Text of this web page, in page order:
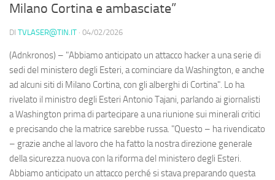
Milano Cortina e ambasciate”
DI TVLASER@TIN.IT · 04/02/2026
(Adnkronos) – "Abbiamo anticipato un attacco hacker a una serie di
sedi del ministero degli Esteri, a cominciare da Washington, e anche
ad alcuni siti di Milano Cortina, con gli alberghi di Cortina". Lo ha
rivelato il ministro degli Esteri Antonio Tajani, parlando ai giornalisti
a Washington prima di partecipare a una riunione sui minerali critici
e precisando che la matrice sarebbe russa. "Questo – ha rivendicato
– grazie anche al lavoro che ha fatto la nostra direzione generale
della sicurezza nuova con la riforma del ministero degli Esteri.
Abbiamo anticipato un attacco perché si stava preparando questa